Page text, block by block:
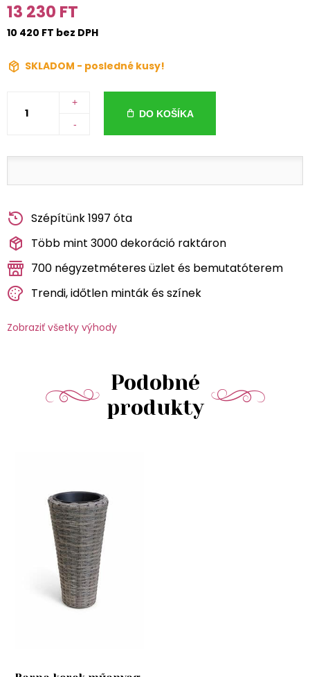
13 230 FT
10 420 FT bez DPH
SKLADOM - posledné kusy!
+
-
DO KOŠÍKA
Szépítünk 1997 óta
Több mint 3000 dekoráció raktáron
700 négyzetméteres üzlet és bemutatóterem
Trendi, időtlen minták és színek
Zobraziť všetky výhody
Podobné
produkty